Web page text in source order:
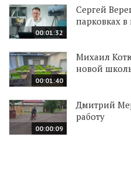
00:01:32
Сергей
парковках в
00:01:40
Михаил
новой
00:00:09
Дмитрий
работу